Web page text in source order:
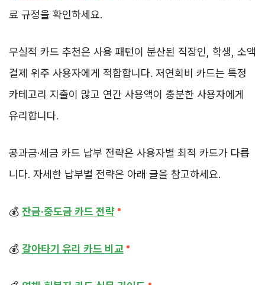
료 규정을 확인하세요.
무실적 카드 추천은 사용 패턴이 분산된 직장인, 학생, 소액
결제 위주 사용자에게 적합합니다. 저연회비 카드는 특정
카테고리 지출이 많고 연간 사용액이 충분한 사용자에게
유리합니다.
공과금·세금 카드 납부 전략은 사용자별 최적 카드가 다릅
니다. 자세한 납부별 전략은 아래 글을 참고하세요.
💰 잔금·중도금 카드 전략
💰 갈아타기 유리 카드 비교